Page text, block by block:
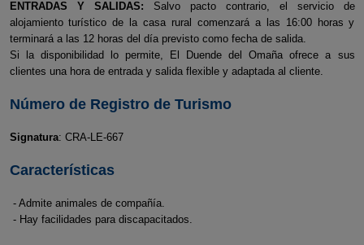
ENTRADAS Y SALIDAS: Salvo pacto contrario, el servicio de
alojamiento turístico de la casa rural comenzará a las 16:00 horas y
terminará a las 12 horas del día previsto como fecha de salida.
Si la disponibilidad lo permite, El Duende del Omaña ofrece a sus
clientes una hora de entrada y salida flexible y adaptada al cliente.
Número de Registro de Turismo
Signatura: CRA-LE-667
Características
- Admite animales de compañía.
- Hay facilidades para discapacitados.